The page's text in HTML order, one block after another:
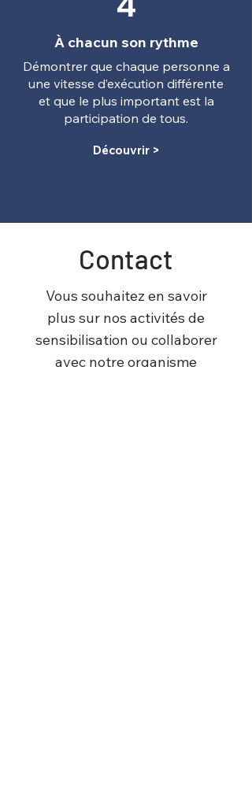
À chacun son rythme
Démontrer que chaque personne a
une vitesse d’exécution différente
et que le plus important est la
participation de tous.
Découvrir >
Contact
Vous souhaitez en savoir
plus sur nos activités de
sensibilisation ou collaborer
avec notre organisme